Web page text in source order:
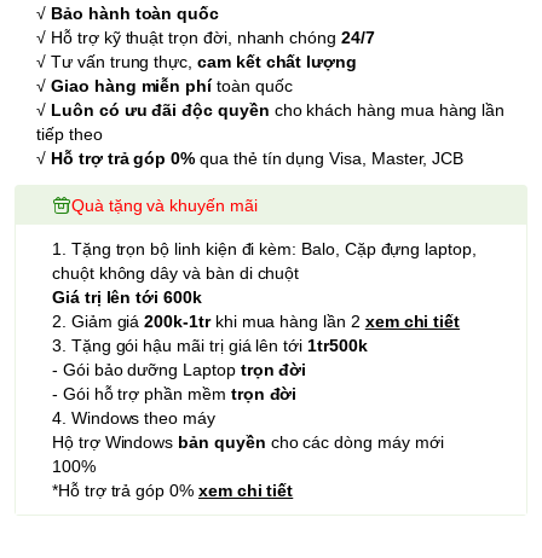
√ Bảo hành toàn quốc
√ Hỗ trợ kỹ thuật trọn đời, nhanh chóng 24/7
√ Tư vấn trung thực,cam kết chất lượng
√Giao hàng miễn phítoàn quốc
√ Luôn có ưu đãi độc quyền cho khách hàng mua hàng lần
tiếp theo
√ Hỗ trợ trả góp 0% qua thẻ tín dụng Visa, Master, JCB
Quà tặng và khuyến mãi
1. Tặng trọn bộ linh kiện đi kèm: Balo, Cặp đựng laptop,
chuột không dây và bàn di chuột
Giá trị lên tới 600k
2. Giảm giá200k-1trkhi mua hàng lần 2 xem chi tiết
3. Tặng gói hậu mãi trị giá lên tới 1tr500k
- Gói bảo dưỡng Laptop trọn đời
- Gói hỗ trợ phần mềm trọn đời
4. Windows theo máy
Hộ trợ Windows bản quyền cho các dòng máy mới
100%
*Hỗ trợ trả góp 0% xem chi tiết